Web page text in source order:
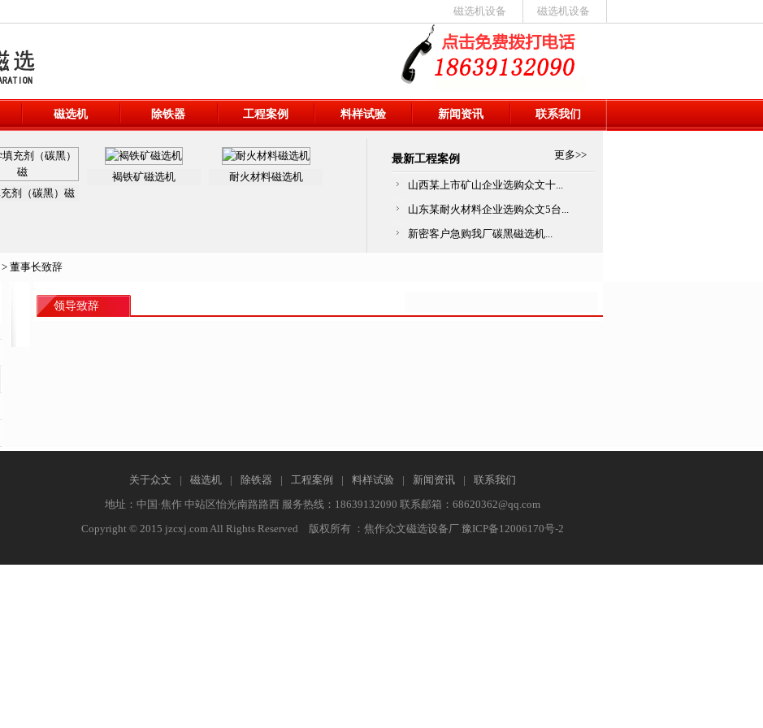
磁选机设备
磁选机设备
18639132090
磁选机 除铁器 工程案例 料样试验 新闻资讯 联系我们
剂（碳黑）磁
褐铁矿磁选机 耐火材料磁选机
最新工程案例 更多>>
山西某上市矿山企业选购众文十...
山东某耐火材料企业选购众文5台...
新密客户急购我厂碳黑磁选机...
> 董事长致辞
领导致辞
关于众文 | 磁选机 | 除铁器 | 工程案例 | 料样试验 | 新闻资讯 |
联系我们
地址：中国·焦作 中站区怡光南路路西 服务热线：18639132090 联系邮箱：68620362@qq.com
Copyright © 2015 jzcxj.com All Rights Reserved 版权所有 ：焦作众文磁选设备厂 豫ICP备12006170号-2